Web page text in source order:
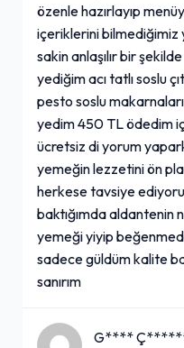
özenle hazırlayıp
içeriklerini
sakin anlaşılır bir
yediğim acı tatlı soslu
pesto soslu
yedim 450 TL ödedim
ücretsiz di yorum
yemeğin lezzetini ön
herkese tavsiye
baktığımda aldantenin
yemeği yiyip
sadece güldüm kalite
sanırım
G****